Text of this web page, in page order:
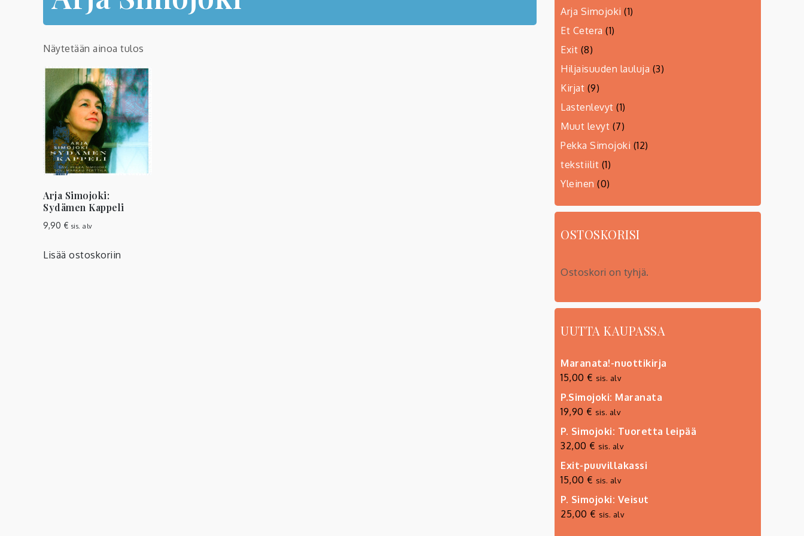
Näytetään ainoa tulos
Arja Simojoki:
Sydämen Kappeli
9,90 € sis. alv
Lisää ostoskoriin
Arja Simojoki (1)
Et Cetera (1)
Exit (8)
Hiljaisuuden lauluja (3)
Kirjat (9)
Lastenlevyt (1)
Muut levyt (7)
Pekka Simojoki (12)
tekstiilit (1)
Yleinen (0)
OSTOSKORISI
Ostoskori on tyhjä.
UUTTA KAUPASSA
Maranata!-nuottikirja
15,00 € sis. alv
P.Simojoki: Maranata
19,90 € sis. alv
P. Simojoki: Tuoretta leipää
32,00 € sis. alv
Exit-puuvillakassi
15,00 € sis. alv
P. Simojoki: Veisut
25,00 € sis. alv